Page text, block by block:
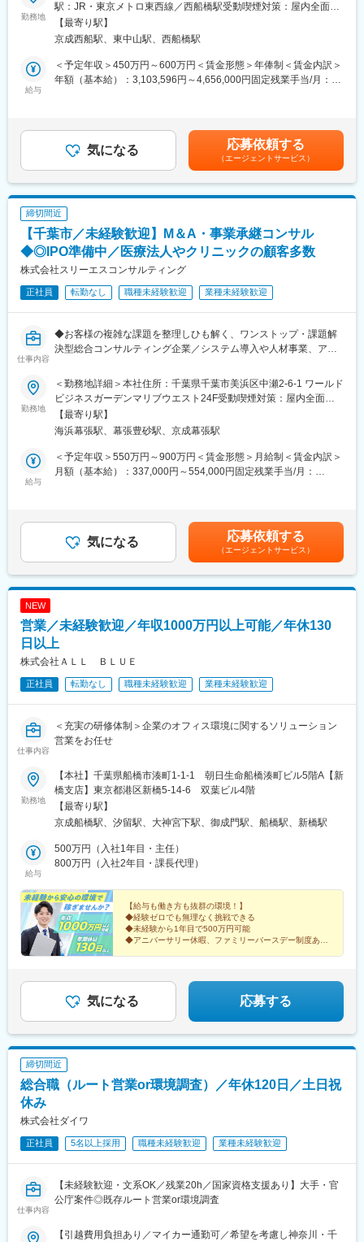
理するスタッフさんの数は多くても30名前後となります。
※詳細は面接等で確認いただけます。
月平均残業20時間程、シフトは月1回ずつ提出するため、休日日
が固定にはならず、土日、祝日についても希望を出すことが一部
庫管理主任者、派遣元責任者等）、従業員持株会制度等福利厚生
もブラッシュアップし充実傾向にあります。
■当社について：
て、物流センターを動かすオペレーションサービスを提供してい
ます。
変更の範囲：会社の定める業務
創業60年以上、関東圏を中心に200社以上と安定した取引を続け
る老舗物流企業です。確かな実績に裏打ちされた経営基盤のも
と、さらなるサービス品質向上と運行体制の高度化を推進中。今
回は、配車・運行管理の実務経験をお持ちの方を即戦力として迎
え入れ、現場の中核を担っていただきます。約80名規模のドライ
バーを束ねる重要なポジションで、これまでのご経験をダイレク
■仕事内容
小型～大型まで幅広い輸送を担う当社にて、運行全体の管理・最
適化をお任せします。
・配送進捗の確認およびトラブル時の迅速対応
・シフト作成や乗務割、効率的なルート設計
・車両および施設の維持管理
・事故発生時の初期対応と再発防止策の策定
・各種法令遵守の徹底と運用管理
現場での判断が求められる場面も多く、自身の経験をもとに主体
的に意思決定できる裁量の大きさが特徴です。
・運行管理経験をフルに活かし、現場全体をコントロールできる
・一部分ではなく全体最適を担うやりがいあるポジション
・安定企業で腰を据え、長期的なキャリア形成ができる
・将来的には管理職や拠点運営にも関われるチャンスあり
■組織体制
内勤スタッフ約7名とドライバー約77名で構成。20代～70代まで
幅広いメンバーが在籍し、年齢や社歴に関係なく現場を支える役
割として信頼される風土があります。
・現場に近い立場で裁量を持って働きたい方
・安定環境で専門性を磨き続けたい方
・ドライバーとの信頼関係構築にやりがいを感じる方
変更の範囲：会社の定める業務
勤務地
駅：JR・東京メトロ東西線／西船橋駅受動喫煙対策：屋内全面禁
煙変更の範囲：会社の定める事業所
【最寄り駅】
京成西船駅、東中山駅、西船橋駅
給与
＜予定年収＞450万円～600万円＜賃金形態＞年俸制＜賃金内訳＞
年額（基本給）：3,103,596円～4,656,000円固定残業手当/月：
給与補足＞■給与詳細は、経験、能力、資格等考慮し決定致しま
す。固定残業代、超過分は別途支給年俸制（固定残業代を含む）
昇給有無：有賃金はあくまでも目安の金額であり、選考を通じて
上下する可能性があります。月給(月額)は固定手当を含めた表記で
す。
気になる 応募依頼する
（エージェントサービス）
締切間近
【千葉市／未経験歓迎】M＆A・事業承継コンサル
◆◎IPO準備中／医療法人やクリニックの顧客多数
株式会社スリーエスコンサルティング
正社員 転勤なし 職種未経験歓迎 業種未経験歓迎
仕事内容
◆お客様の複雑な課題を整理しひも解く、ワンストップ・課題解
決型総合コンサルティング企業／システム導入や人材事業、アウ
事業を展開◆
税理士法人事務所から始まり、総合コンサル事業を立ち上げ20年
以上の歴史がある当社にて、M＆A・事業承継コンサルタントを募
集いたします。
■業務内容
・売り手、買い手候補とのソーシング
・弁護士、会計士など専門家との調整
・企業統合後のフォロー、コンサルティング等
ります。
※病院クリニックがお客様となることが多いため、お打ち合わせが
ンバーを募集します。
◇当社は、税理士法人を母体とした課題解決型コンサルティング
企業として、システム導入や人材事業、さらにアウトソーシン
グ・労務・不動産・事業承継コンサルティングなどを展開してお
ります。
◇2019年社長が交代、業種業態問わず様々なお客様に、より高品
質なサービスを提供しています。
◇テレワークを積極的に導入し、従業員の働き方改革と生産性向
変更の範囲：会社の定める業務
勤務地
＜勤務地詳細＞本社住所：千葉県千葉市美浜区中瀬2-6-1 ワールド
ビジネスガーデンマリブウエスト24F受動喫煙対策：屋内全面禁
煙変更の範囲：会社の定める事業所
【最寄り駅】
海浜幕張駅、幕張豊砂駅、京成幕張駅
給与
＜予定年収＞550万円～900万円＜賃金形態＞月給制＜賃金内訳＞
月額（基本給）：337,000円～554,000円固定残業手当/月：
やスキルを考慮して決定します。賃金はあくまでも目安の金額で
あり、選考を通じて上下する可能性があります。月給(月額)は固定
気になる 応募依頼する
（エージェントサービス）
NEW
営業／未経験歓迎／年収1000万円以上可能／年休130
日以上
株式会社ＡＬＬ ＢＬＵＥ
正社員 転勤なし 職種未経験歓迎 業種未経験歓迎
仕事内容
＜充実の研修体制＞企業のオフィス環境に関するソリューション
営業をお任せ
勤務地
【本社】千葉県船橋市湊町1-1-1 朝日生命船橋湊町ビル5階A【新
橋支店】東京都港区新橋5-14-6 双葉ビル4階
【最寄り駅】
京成船橋駅、汐留駅、大神宮下駅、御成門駅、船橋駅、新橋駅
給与
500万円（入社1年目・主任）
800万円（入社2年目・課長代理）
【給与も働き方も抜群の環境！】
◆経験ゼロでも無理なく挑戦できる
◆未経験から1年目で500万円可能
◆アニバーサリー休暇、ファミリーバースデー制度あり
気になる 応募する
締切間近
総合職（ルート営業or環境調査）／年休120日／土日祝
休み
株式会社ダイワ
正社員 5名以上採用 職種未経験歓迎 業種未経験歓迎
仕事内容
【未経験歓迎・文系OK／残業20h／国家資格支援あり】大手・官
公庁案件◎既存ルート営業or環境調査
【引越費用負担あり／マイカー通勤可／希望を考慮し神奈川・千